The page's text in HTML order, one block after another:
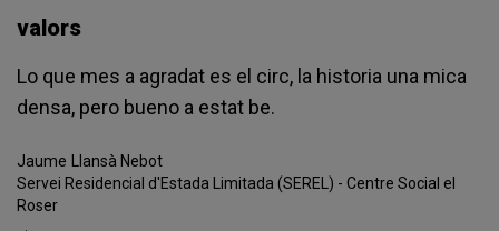
valors
Lo que mes a agradat es el circ, la historia una mica
densa, pero bueno a estat be.
Jaume
Llansà Nebot
Servei Residencial d'Estada Limitada (SEREL) - Centre Social el
Roser